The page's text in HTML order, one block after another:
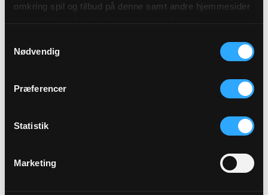
omkring spil og tilbud på denne samt andre hjemmesider
af cookies under "Detaljer" eller ved at klikke videre til
vores Cookiepolitik, som du finder i bunden af vores
Nødvendig
Præferencer
Statistik
Marketing